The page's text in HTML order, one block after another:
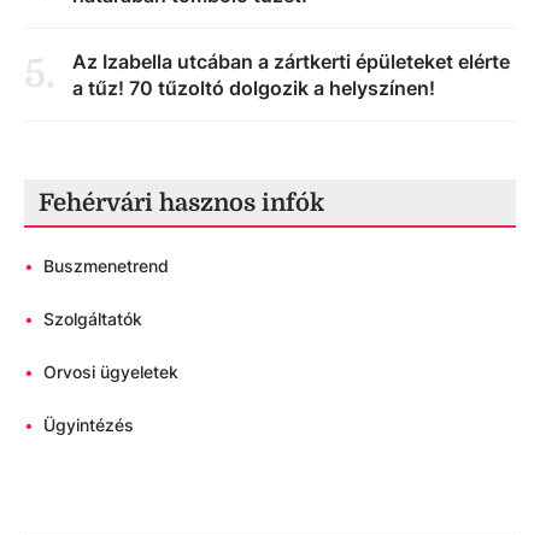
5.
Az Izabella utcában a zártkerti épületeket elérte
a tűz! 70 tűzoltó dolgozik a helyszínen!
Fehérvári hasznos infók
• Buszmenetrend
• Szolgáltatók
• Orvosi ügyeletek
• Ügyintézés